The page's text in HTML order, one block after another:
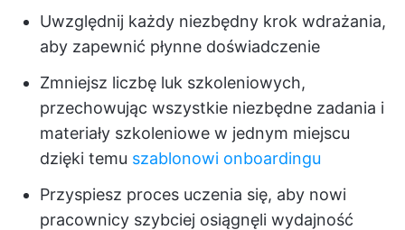
Uwzględnij każdy niezbędny krok wdrażania,
aby zapewnić płynne doświadczenie
Zmniejsz liczbę luk szkoleniowych,
przechowując wszystkie niezbędne zadania i
materiały szkoleniowe w jednym miejscu
dzięki temu szablonowi onboardingu
Przyspiesz proces uczenia się, aby nowi
pracownicy szybciej osiągnęli wydajność